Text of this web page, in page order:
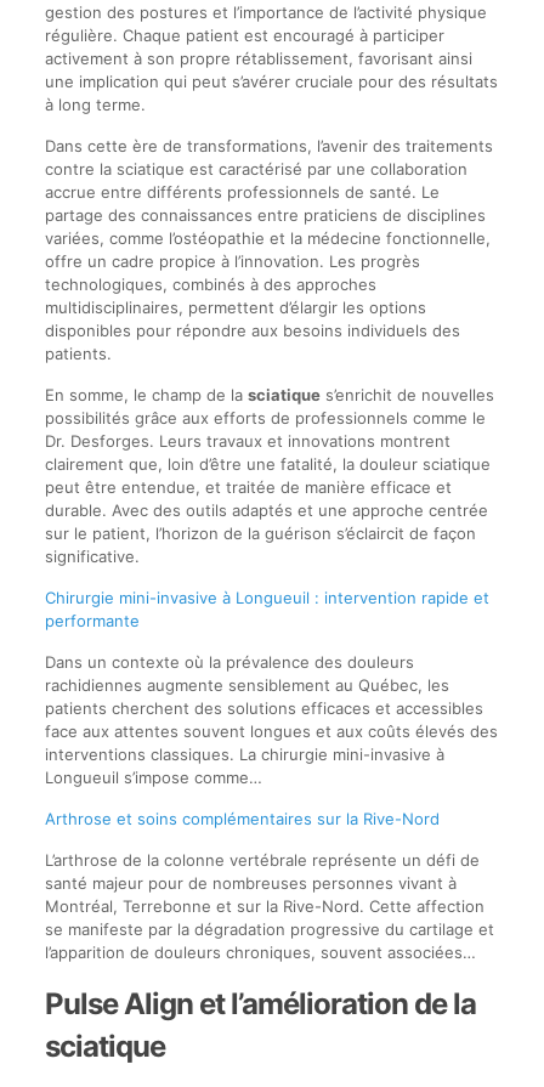
gestion des postures et l’importance de l’activité physique
régulière. Chaque patient est encouragé à participer
activement à son propre rétablissement, favorisant ainsi
une implication qui peut s’avérer cruciale pour des résultats
à long terme.
Dans cette ère de transformations, l’avenir des traitements
contre la sciatique est caractérisé par une collaboration
accrue entre différents professionnels de santé. Le
partage des connaissances entre praticiens de disciplines
variées, comme l’ostéopathie et la médecine fonctionnelle,
offre un cadre propice à l’innovation. Les progrès
technologiques, combinés à des approches
multidisciplinaires, permettent d’élargir les options
disponibles pour répondre aux besoins individuels des
patients.
En somme, le champ de la sciatiques’enrichit de nouvelles
possibilités grâce aux efforts de professionnels comme le
Dr. Desforges. Leurs travaux et innovations montrent
clairement que, loin d’être une fatalité, la douleur sciatique
peut être entendue, et traitée de manière efficace et
durable. Avec des outils adaptés et une approche centrée
sur le patient, l’horizon de la guérison s’éclaircit de façon
significative.
Chirurgie mini-invasive à Longueuil : intervention rapide et
performante
Dans un contexte où la prévalence des douleurs
rachidiennes augmente sensiblement au Québec, les
patients cherchent des solutions efficaces et accessibles
face aux attentes souvent longues et aux coûts élevés des
interventions classiques. La chirurgie mini-invasive à
Longueuil s’impose comme…
Arthrose et soins complémentaires sur la Rive-Nord
L’arthrose de la colonne vertébrale représente un défi de
santé majeur pour de nombreuses personnes vivant à
Montréal, Terrebonne et sur la Rive-Nord. Cette affection
se manifeste par la dégradation progressive du cartilage et
l’apparition de douleurs chroniques, souvent associées…
Pulse Align et l’amélioration de la
sciatique